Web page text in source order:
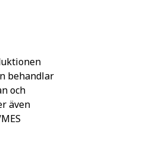
behandlar
och
även